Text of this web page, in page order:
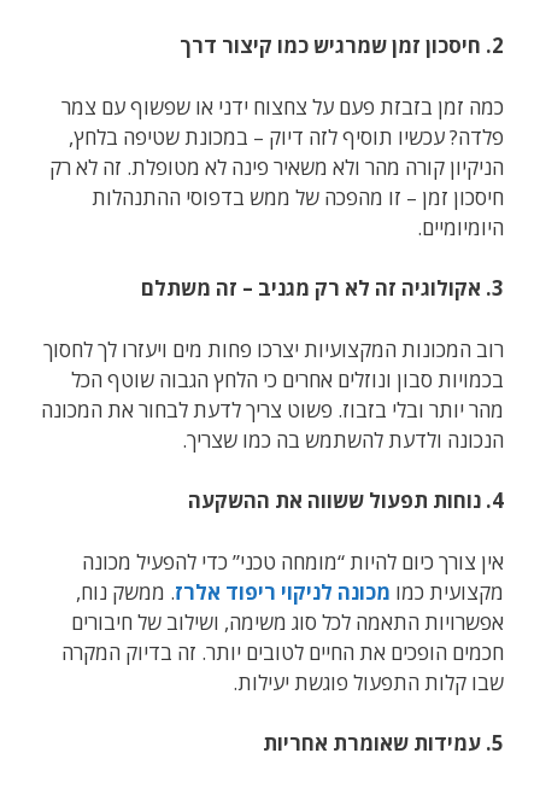
2. חיסכון זמן שמרגיש כמו קיצור דרך
כמה זמן בזבזת פעם על צחצוח ידני או שפשוף עם צמר
פלדה? עכשיו תוסיף לזה דיוק – במכונת שטיפה בלחץ,
הניקיון קורה מהר ולא משאיר פינה לא מטופלת. זה לא רק
חיסכון זמן – זו מהפכה של ממש בדפוסי ההתנהלות
היומיומיים.
3. אקולוגיה זה לא רק מגניב – זה משתלם
רוב המכונות המקצועיות יצרכו פחות מים ויעזרו לך לחסוך
בכמויות סבון ונוזלים אחרים כי הלחץ הגבוה שוטף הכל
מהר יותר ובלי בזבוז. פשוט צריך לדעת לבחור את המכונה
הנכונה ולדעת להשתמש בה כמו שצריך.
4. נוחות תפעול ששווה את ההשקעה
אין צורך כיום להיות “מומחה טכני” כדי להפעיל מכונה
מקצועית כמו מכונה לניקוי ריפוד אלרז. ממשק נוח,
אפשרויות התאמה לכל סוג משימה, ושילוב של חיבורים
חכמים הופכים את החיים לטובים יותר. זה בדיוק המקרה
שבו קלות התפעול פוגשת יעילות.
5. עמידות שאומרת אחריות